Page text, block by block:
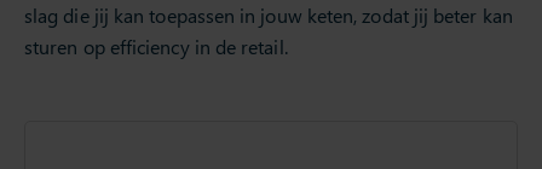
slag die jij kan toepassen in jouw keten, zodat jij beter kan
sturen op efficiency in de retail.